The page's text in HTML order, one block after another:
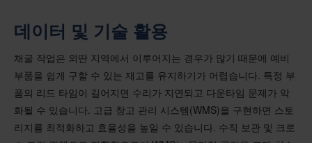
데이터 및 기술 활용
채굴 작업은 외딴 지역에서 이루어지는 경우가 많기 때문에 예비
부품을 쉽게 구할 수 있는 재고를 유지하기가 어렵습니다. 특정 부
품의 리드 타임이 길어지면 수리가 지연되고 다운타임 문제가 악
화될 수 있습니다. 고급 창고 관리 시스템(WMS)을 구현하면 스토
리지를 최적화하고 효율성을 높일 수 있습니다. 수직 보관 및 크로